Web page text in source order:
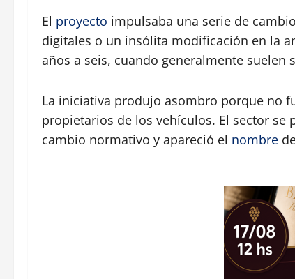
El proyecto impulsaba una serie de
digitales o un insólita modificación en la
años a seis, cuando generalmente
La iniciativa produjo asombro porque no
propietarios de los vehículos. El sector
cambio normativo y apareció el nombre